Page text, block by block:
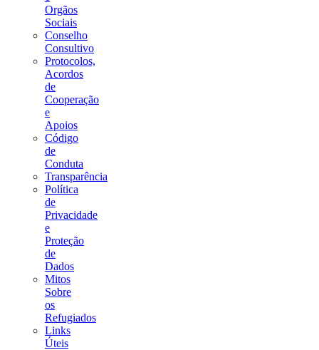
Orgãos
Sociais
Conselho
Consultivo
Protocolos,
Acordos
de
Cooperação
e
Apoios
Código
de
Conduta
Transparência
Política
de
Privacidade
e
Proteção
de
Dados
Mitos
Sobre
os
Refugiados
Links
Úteis